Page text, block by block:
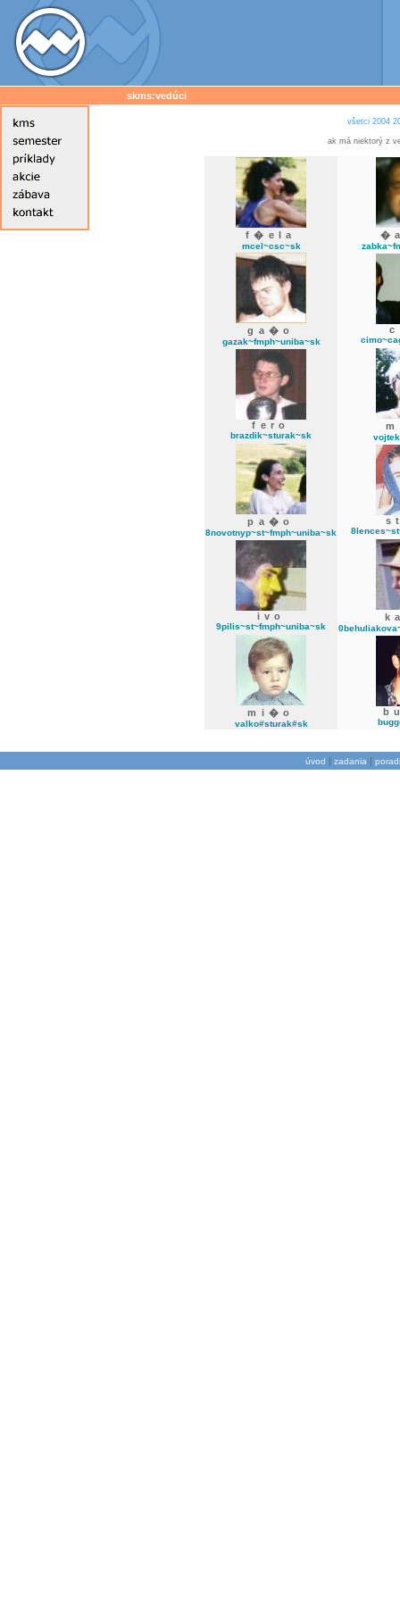
skms:vedúci
všetci 2004
ak má niektorý z
f�ela
mcel~csc~sk
ga�o
gazak~fmph~uniba~sk
fero
brazdik~sturak~sk
pa�o
8novotnyp~st~fmph~uniba~sk
ivo
9pilis~st~fmph~uniba~sk
mi�o
valko#sturak#sk
úvod | zadania |